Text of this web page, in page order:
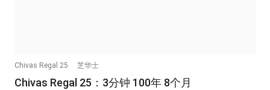
Chivas Regal 25 芝华士
Chivas Regal 25：3分钟 100年 8个月